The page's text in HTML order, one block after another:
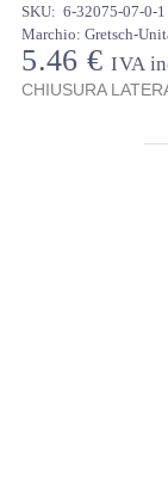
SKU: 6-32075-07-0-1
Marchio: Gretsch-
5.46 € IVA
CHIUSURA